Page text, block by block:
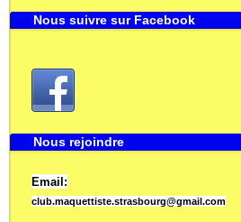
Nous suivre sur Facebook
Nous rejoindre
Email:
club.maquettiste.strasbourg@gmail.com